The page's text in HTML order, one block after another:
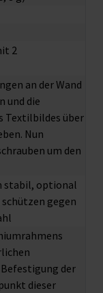
2
an der Wand
und die
Textilbildes über
Nun
um den
stabil, optional
gegen
der
dieser